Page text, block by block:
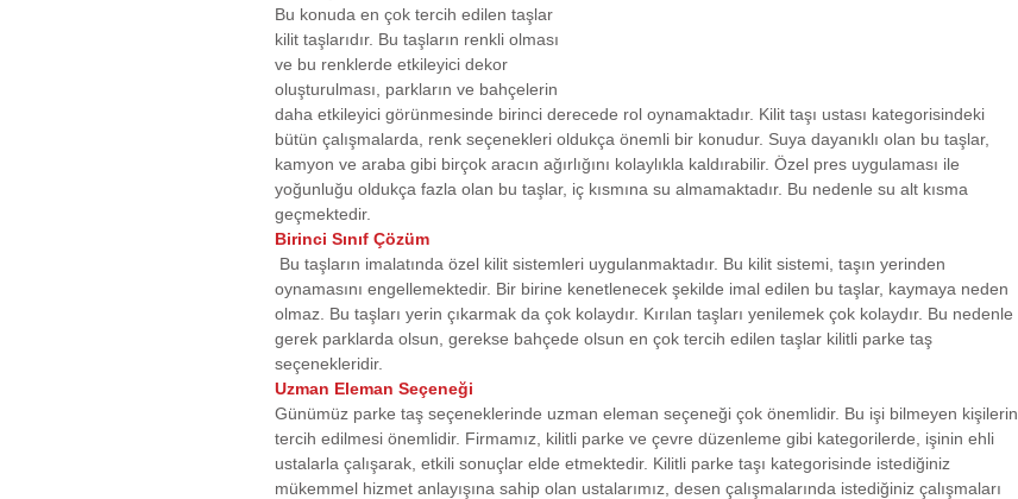
Bu konuda en çok tercih edilen taşlar
kilit taşlarıdır. Bu taşların renkli olması
ve bu renklerde etkileyici dekor
oluşturulması, parkların ve bahçelerin
daha etkileyici görünmesinde birinci derecede rol oynamaktadır. Kilit taşı ustası kategorisindeki
bütün çalışmalarda, renk seçenekleri oldukça önemli bir konudur. Suya dayanıklı olan bu taşlar,
kamyon ve araba gibi birçok aracın ağırlığını kolaylıkla kaldırabilir. Özel pres uygulaması ile
yoğunluğu oldukça fazla olan bu taşlar, iç kısmına su almamaktadır. Bu nedenle su alt kısma
geçmektedir.
Birinci Sınıf Çözüm
oynamasını engellemektedir. Bir birine kenetlenecek şekilde imal edilen bu taşlar, kaymaya neden
olmaz. Bu taşları yerin çıkarmak da çok kolaydır. Kırılan taşları yenilemek çok kolaydır. Bu nedenle
gerek parklarda olsun, gerekse bahçede olsun en çok tercih edilen taşlar kilitli parke taş
seçenekleridir.
Uzman Eleman Seçeneği
Günümüz parke taş seçeneklerinde uzman eleman seçeneği çok önemlidir. Bu işi bilmeyen kişilerin
tercih edilmesi önemlidir. Firmamız, kilitli parke ve çevre düzenleme gibi kategorilerde, işinin ehli
ustalarla çalışarak, etkili sonuçlar elde etmektedir. Kilitli parke taşı kategorisinde istediğiniz
mükemmel hizmet anlayışına sahip olan ustalarımız, desen çalışmalarında istediğiniz çalışmaları